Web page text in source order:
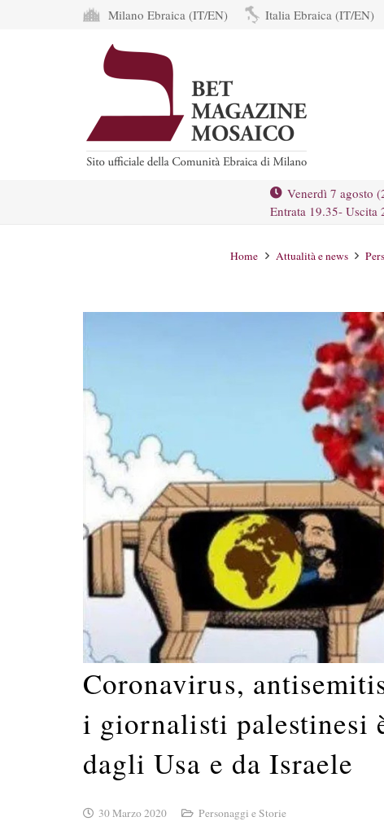
Milano Ebraica (IT/EN) Italia Ebraica (IT/EN)
Venerdì 7 agosto
Entrata 19.35- Uscita
Home Attualità e news
Coronavirus,
i giornalisti palestinesi
dagli Usa e da Israele
30 Marzo 2020 Personaggi e Storie